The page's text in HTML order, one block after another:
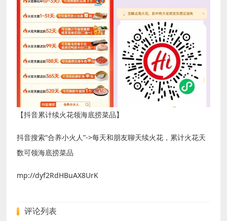
【抖音累计续火花领海底捞菜品】
抖音搜索“合养小火人”->每天和朋友聊天续火花，累计火花天
数可领海底捞菜品
mp://dyf2RdHBuAX8UrK
评论列表